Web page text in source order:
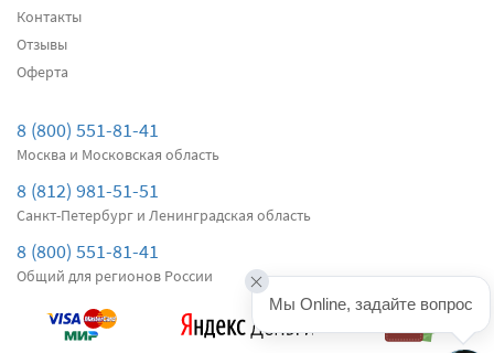
Подробнее
Передние дворники
Подробнее
Контакты
Отзывы
Оферта
8 (800) 551-81-41
Москва и Московская область
8 (812) 981-51-51
Санкт-Петербург и Ленинградская область
8 (800) 551-81-41
Общий для регионов России
Мы Online, задайте вопрос